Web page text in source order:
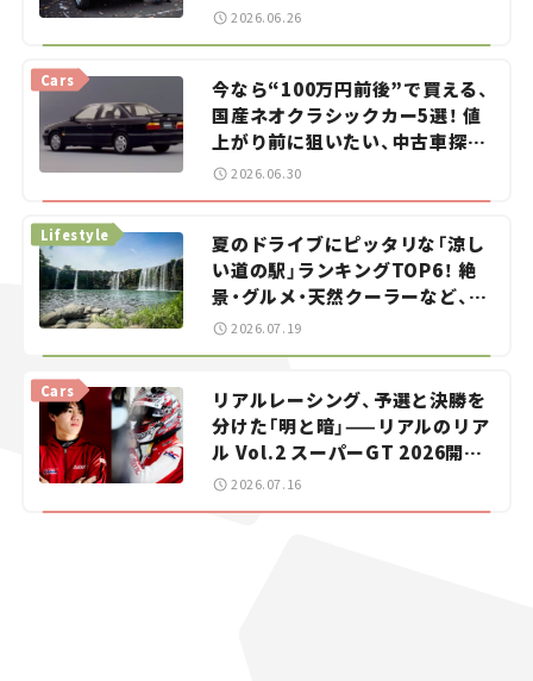
2026.06.26
今なら“100万円前後”で買える、
国産ネオクラシックカー5選！ 値
上がり前に狙いたい、中古車探し
をお手伝い――ちょっとイケてるマ
Cars
2026.06.30
夏のドライブにピッタリな「涼し
い道の駅」ランキングTOP6！ 絶
景・グルメ・天然クーラーなど、避
暑におすすめのスポットを紹介
Lifestyle
2026.07.19
リアルレーシング、予選と決勝を
分けた「明と暗」——リアルのリア
ル Vol.2 スーパーGT 2026開幕
戦 岡山国際サーキット
Cars
2026.07.16